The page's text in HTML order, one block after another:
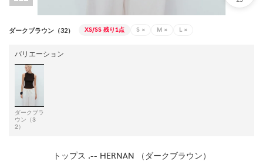
ダークブラウン（32） XS/SS 残り1点 S × M × L ×
バリエーション
ダークブラ
ウン（3
2）
トップス .-- HERNAN （ダークブラウン）